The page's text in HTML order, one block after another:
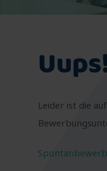
Leider ist die